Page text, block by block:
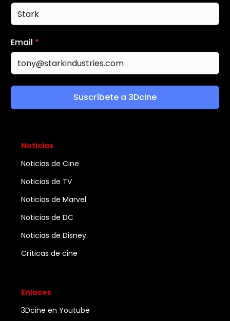
Email *
Suscríbete a 3Dcine
Noticias
Noticias de Cine
Noticias de TV
Noticias de Marvel
Noticias de DC
Noticias de Disney
Críticas de cine
Enlaces
3Dcine en Youtube